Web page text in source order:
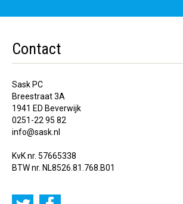
Contact
Sask PC
Breestraat 3A
1941 ED Beverwijk
0251-22 95 82
info@sask.nl
KvK nr. 57665338
BTW nr. NL8526.81.768.B01